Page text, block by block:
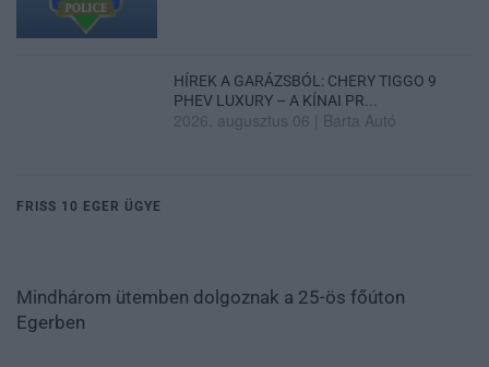
HÍREK A GARÁZSBÓL: CHERY TIGGO 9
PHEV LUXURY – A KÍNAI PR...
2026. augusztus 06 Barta Autó
FRISS 10 EGER ÜGYE
Mindhárom ütemben dolgoznak a 25-ös főúton
Egerben